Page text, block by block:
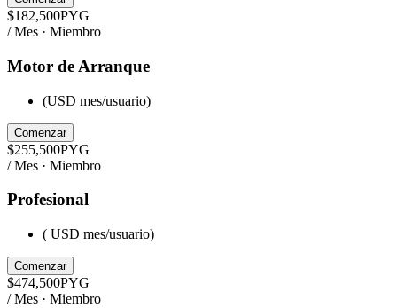
$182,500PYG
/ Mes · Miembro
Motor de Arranque
(USD mes/usuario)
Comenzar
$255,500PYG
/ Mes · Miembro
Profesional
( USD mes/usuario)
Comenzar
$474,500PYG
/ Mes · Miembro